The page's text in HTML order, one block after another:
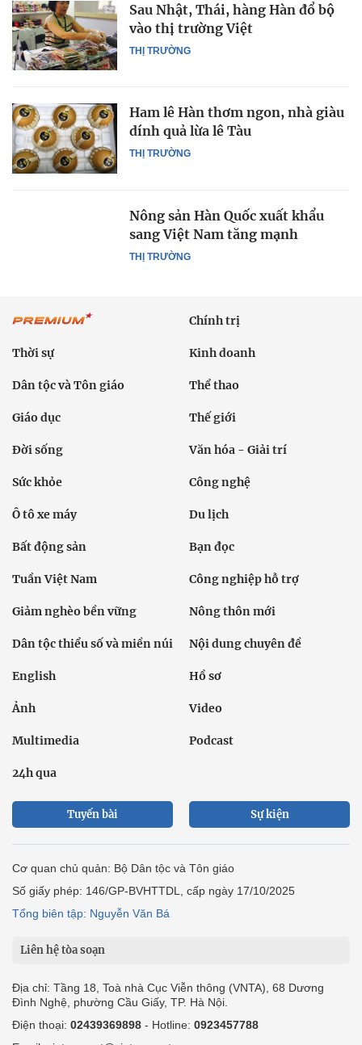
THỊ TRƯỜNG
Sau Nhật, Thái, hàng Hàn đổ bộ
vào thị trường Việt
THỊ TRƯỜNG
Ham lê Hàn thơm ngon, nhà giàu
dính quả lừa lê Tàu
THỊ TRƯỜNG
Nông sản Hàn Quốc xuất khẩu
sang Việt Nam tăng mạnh
Chính trị
Thời sự Kinh doanh
Dân tộc và Tôn giáo Thể thao
Giáo dục Thế giới
Đời sống Văn hóa - Giải trí
Sức khỏe Công nghệ
Ô tô xe máy Du lịch
Bất động sản Bạn đọc
Tuần Việt Nam Công nghiệp hỗ trợ
Giảm nghèo bền vững Nông thôn mới
Dân tộc thiểu số và miền núi Nội dung chuyên đề
English Hồ sơ
Ảnh Video
Multimedia Podcast
24h qua
Tuyến bài Sự kiện
Cơ quan chủ quản: Bộ Dân tộc và Tôn giáo
Số giấy phép: 146/GP-BVHTTDL, cấp ngày 17/10/2025
Tổng biên tập: Nguyễn Văn Bá
Liên hệ tòa soạn
Địa chỉ: Tầng 18, Toà nhà Cục Viễn thông (VNTA), 68 Dương
Đình Nghệ, phường Cầu Giấy, TP. Hà Nội.
Điện thoại: 02439369898 - Hotline: 0923457788